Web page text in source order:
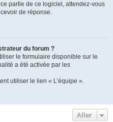
partie de ce logiciel, attendez-vous
de réponse.
du forum ?
le formulaire disponible sur le
a été activée par les
utiliser le lien « L’équipe ».
Aller